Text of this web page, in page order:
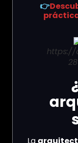
👉
https://